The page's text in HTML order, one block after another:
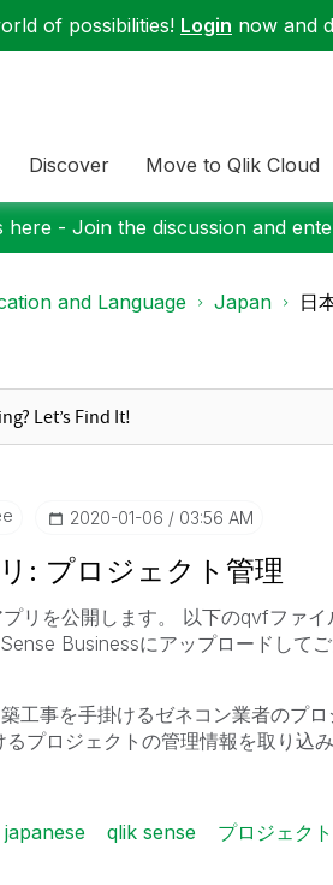
of possibilities! Login now and
Discover Move to Qlik Cloud
here - Join the discussion and
and Language Japan 日
‎2020-01-06 03:56 AM
: プロジェクト管理
リを公開します。 以下のqvfファ
Businessにアップロードして
工事を手掛けるゼネコン業者のプ
プロジェクトの管理情報を取り込
japanese qlik sense プロジェクト